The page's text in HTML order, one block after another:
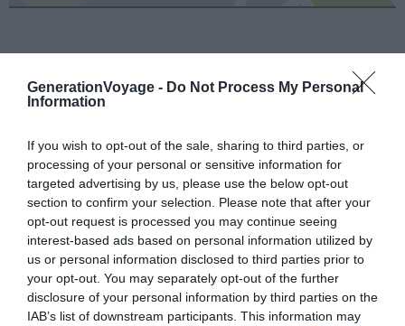
GenerationVoyage - Do Not Process My Personal
Information
If you wish to opt-out of the sale, sharing to third parties, or
processing of your personal or sensitive information for
targeted advertising by us, please use the below opt-out
section to confirm your selection. Please note that after your
opt-out request is processed you may continue seeing
interest-based ads based on personal information utilized by
us or personal information disclosed to third parties prior to
your opt-out. You may separately opt-out of the further
disclosure of your personal information by third parties on the
IAB’s list of downstream participants. This information may